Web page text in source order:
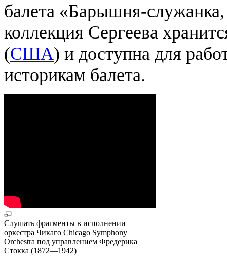
балета «Барышня-
коллекция Сергеева
(США) и доступна для
историкам балета.
Слушать фрагменты в исполнении
оркестра Чикаго Chicago Symphony
Orchestra под управлением Фредерика
Стокка (1872—1942)